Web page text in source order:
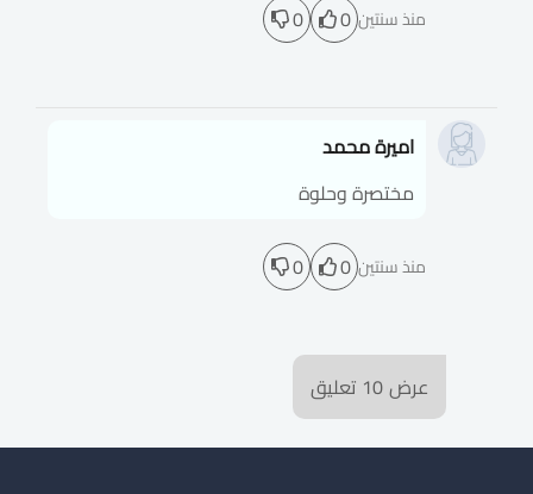
منذ سنتين 0
0
اميرة محمد
مختصرة وحلوة
منذ سنتين 0
0
عرض10 تعليق